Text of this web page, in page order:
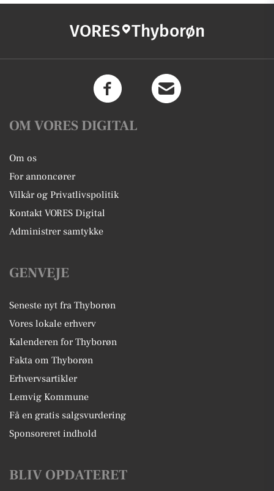
VORES Thyborøn
OM VORES DIGITAL
Om os
For annoncører
Vilkår og Privatlivspolitik
Kontakt VORES Digital
Administrer samtykke
GENVEJE
Seneste nyt fra Thyborøn
Vores lokale erhverv
Kalenderen for Thyborøn
Fakta om Thyborøn
Erhvervsartikler
Lemvig Kommune
Få en gratis salgsvurdering
Sponsoreret indhold
BLIV OPDATERET